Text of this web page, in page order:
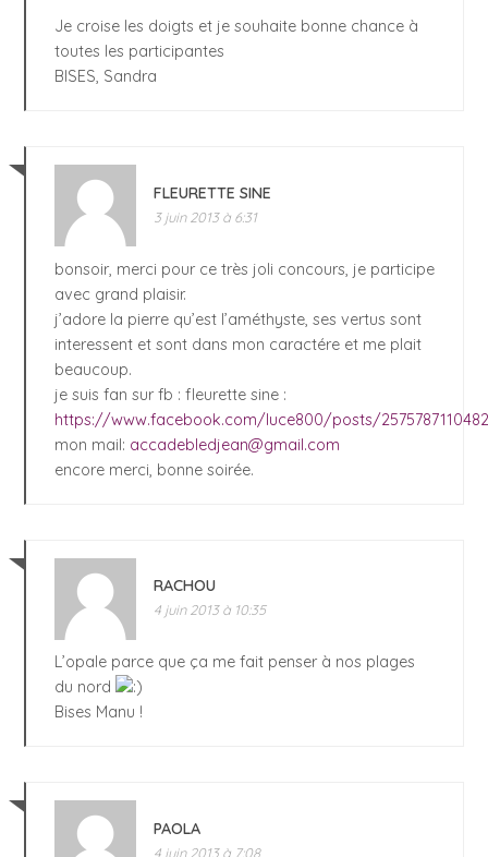
Je croise les doigts et je souhaite bonne chance à
toutes les participantes
BISES, Sandra
FLEURETTE SINE
3 juin 2013 à 6:31
bonsoir, merci pour ce très joli concours, je participe
avec grand plaisir.
j’adore la pierre qu’est l’améthyste, ses vertus sont
interessent et sont dans mon caractére et me plait
beaucoup.
je suis fan sur fb : fleurette sine :
https://www.facebook.com/luce800/posts/
mon mail: accadebledjean@gmail.com
encore merci, bonne soirée.
RACHOU
4 juin 2013 à 10:35
L’opale parce que ça me fait penser à nos plages
du nord
Bises Manu !
PAOLA
4 juin 2013 à 7:08